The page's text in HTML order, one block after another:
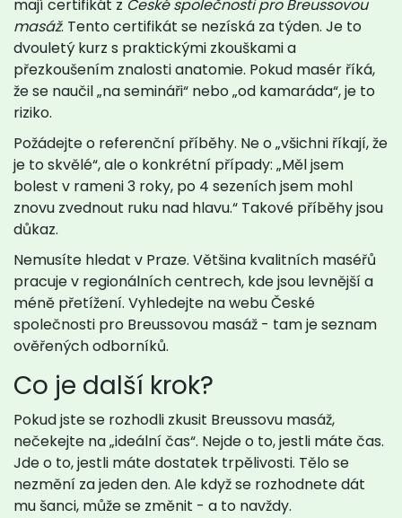
mají certifikát z České společnosti pro Breussovou
masáž. Tento certifikát se nezíská za týden. Je to
dvouletý kurz s praktickými zkouškami a
přezkoušením znalosti anatomie. Pokud masér říká,
že se naučil „na semináři“ nebo „od kamaráda“, je to
riziko.
Požádejte o referenční příběhy. Ne o „všichni říkají, že
je to skvělé“, ale o konkrétní případy: „Měl jsem
bolest v rameni 3 roky, po 4 sezeních jsem mohl
znovu zvednout ruku nad hlavu.“ Takové příběhy jsou
důkaz.
Nemusíte hledat v Praze. Většina kvalitních maséřů
pracuje v regionálních centrech, kde jsou levnější a
méně přetížení. Vyhledejte na webu České
společnosti pro Breussovou masáž - tam je seznam
ověřených odborníků.
Co je další krok?
Pokud jste se rozhodli zkusit Breussovu masáž,
nečekejte na „ideální čas“. Nejde o to, jestli máte čas.
Jde o to, jestli máte dostatek trpělivosti. Tělo se
nezmění za jeden den. Ale když se rozhodnete dát
mu šanci, může se změnit - a to navždy.